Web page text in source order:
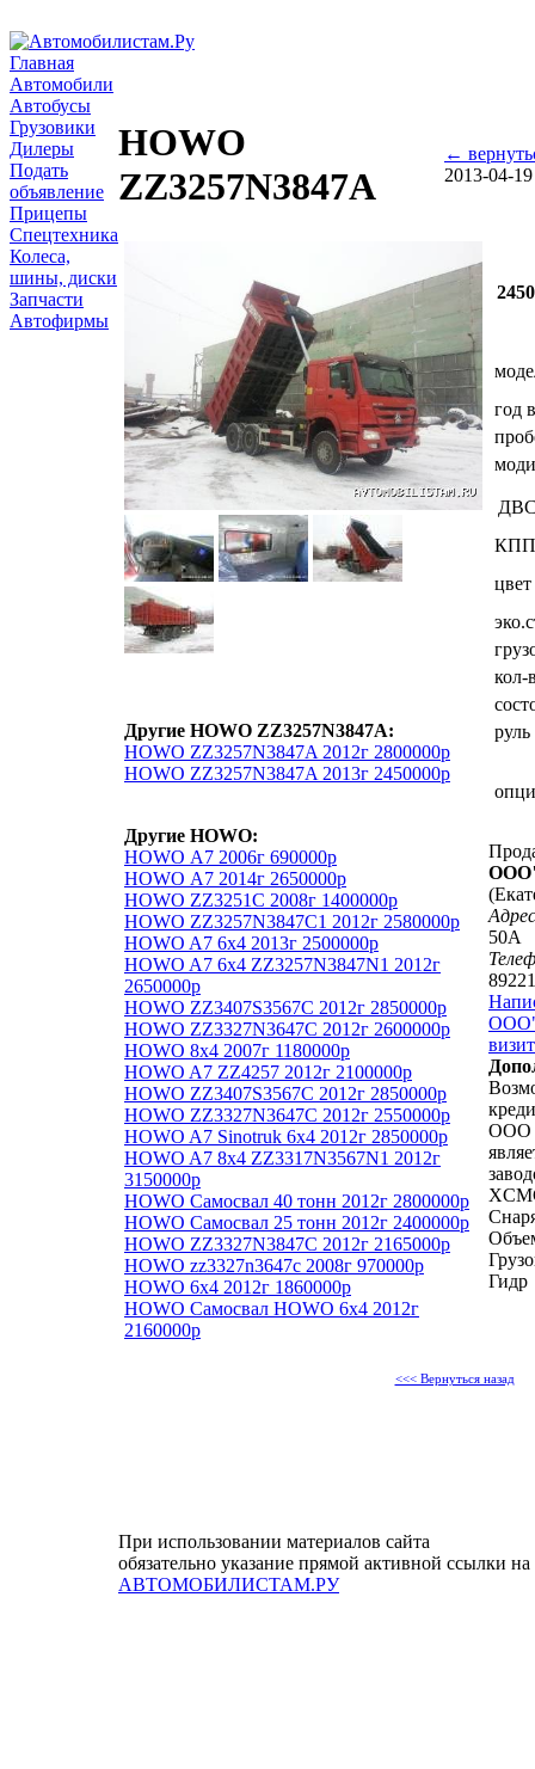
Главная
Автомобили
Автобусы
Грузовики
Дилеры
Подать
объявление
Прицепы
Спецтехника
Колеса,
шины, диски
Запчасти
Автофирмы
HOWO
ZZ3257N3847A
←
2013-04-19
Другие HOWO ZZ3257N3847A:
HOWO ZZ3257N3847A 2012г 2800000р
HOWO ZZ3257N3847A 2013г 2450000р
Другие HOWO:
HOWO А7 2006г 690000р
HOWO А7 2014г 2650000р
HOWO ZZ3251C 2008г 1400000р
HOWO ZZ3257N3847C1 2012г 2580000р
HOWO A7 6x4 2013г 2500000р
HOWO A7 6x4 ZZ3257N3847N1 2012г
2650000р
HOWO ZZ3407S3567C 2012г 2850000р
HOWO ZZ3327N3647C 2012г 2600000р
HOWO 8х4 2007г 1180000р
HOWO A7 ZZ4257 2012г 2100000р
HOWO ZZ3407S3567C 2012г 2850000р
HOWO ZZ3327N3647C 2012г 2550000р
HOWO A7 Sinotruk 6x4 2012г 2850000р
HOWO A7 8x4 ZZ3317N3567N1 2012г
3150000р
HOWO Самосвал 40 тонн 2012г 2800000р
HOWO Самосвал 25 тонн 2012г 2400000р
HOWO ZZ3327N3847C 2012г 2165000р
HOWO zz3327n3647c 2008г 970000р
HOWO 6x4 2012г 1860000р
HOWO Самосвал HOWO 6x4 2012г
2160000р
год
КПП
цвет
кол-
руль
50А
ООО
Гидр
<<< Вернуться назад
При использовании материалов сайта
обязательно указание прямой активной ссылки на
АВТОМОБИЛИСТАМ.РУ